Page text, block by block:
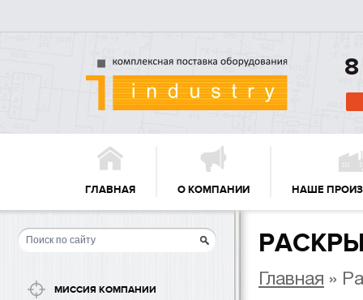
ГЛАВНАЯ О КОМПАНИИ НАШЕ
МИССИЯ КОМПАНИИ
Главная »